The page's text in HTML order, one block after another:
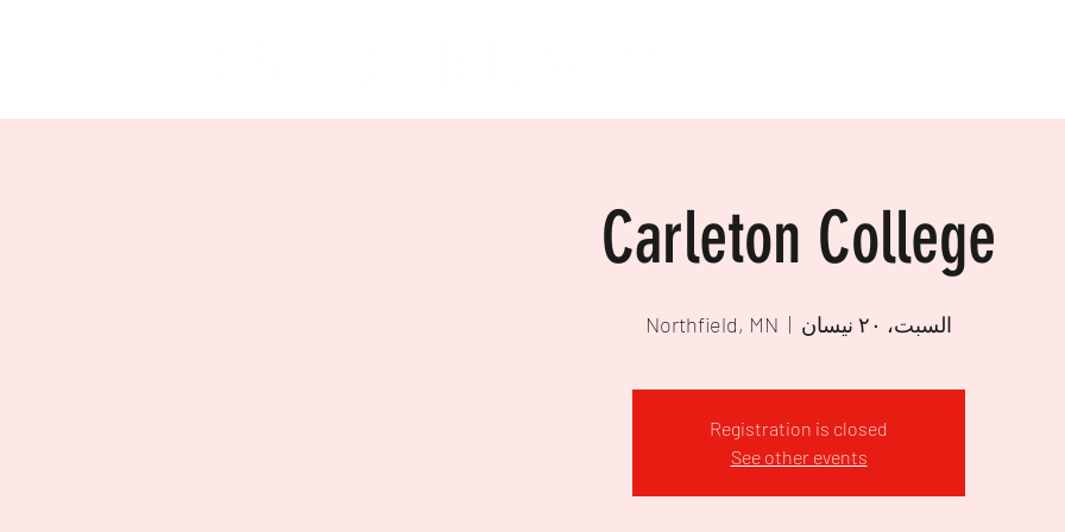
Carleton College
السبت، ٢٠ نيسان
  |
Northfield, MN
Registration is closed
See other events